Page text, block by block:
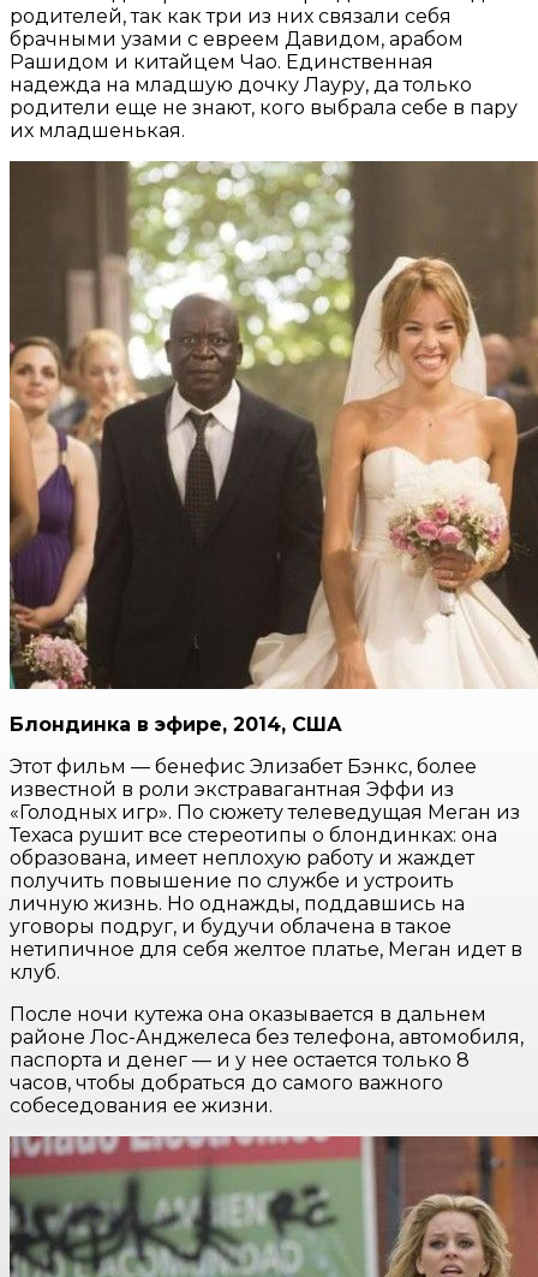
родителей, так как три из них связали себя
брачными узами с евреем Давидом, арабом
Рашидом и китайцем Чао. Единственная
надежда на младшую дочку Лауру, да только
родители еще не знают, кого выбрала себе в пару
их младшенькая.
Блондинка в эфире, 2014, США
Этот фильм — бенефис Элизабет Бэнкс, более
известной в роли экстравагантная Эффи из
«Голодных игр». По сюжету телеведущая Меган из
Техаса рушит все стереотипы о блондинках: она
образована, имеет неплохую работу и жаждет
получить повышение по службе и устроить
личную жизнь. Но однажды, поддавшись на
уговоры подруг, и будучи облачена в такое
нетипичное для себя желтое платье, Меган идет в
клуб.
После ночи кутежа она оказывается в дальнем
районе Лос-Анджелеса без телефона, автомобиля,
паспорта и денег — и у нее остается только 8
часов, чтобы добраться до самого важного
собеседования ее жизни.